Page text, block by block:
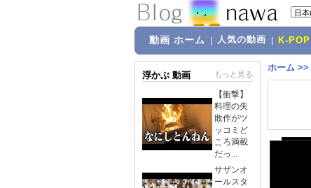
動画 ホーム 人気の動画 K-POP
浮かぶ 動画 もっと見る
【衝撃】
料理の失
敗作がツ
ッコミど
ころ満載
だっ...
サザンオ
ールスタ
ホーム >>